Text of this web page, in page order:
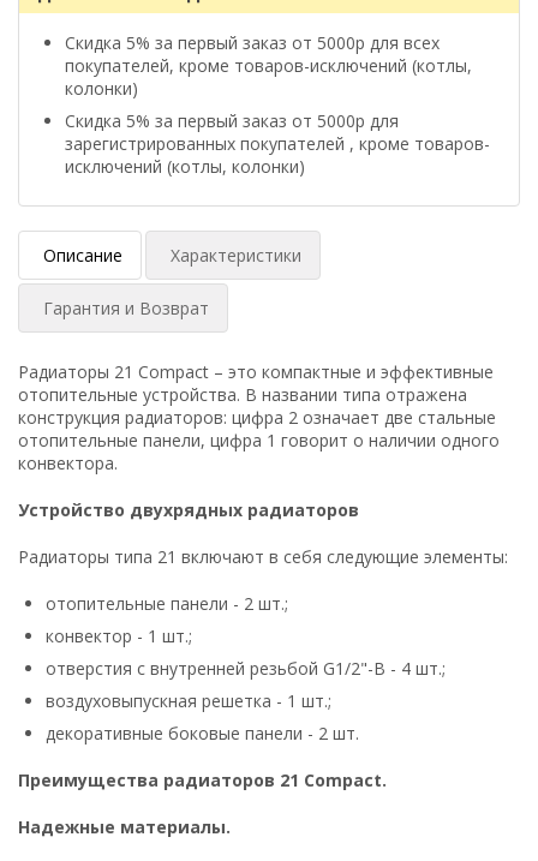
Скидка 5% за первый заказ от 5000р для всех
покупателей, кроме товаров-исключений (котлы,
колонки)
Скидка 5% за первый заказ от 5000р для
зарегистрированных покупателей , кроме товаров-
исключений (котлы, колонки)
Описание Характеристики
Гарантия и Возврат
Радиаторы 21 Compact – это компактные и эффективные
отопительные устройства. В названии типа отражена
конструкция радиаторов: цифра 2 означает две стальные
отопительные панели, цифра 1 говорит о наличии одного
конвектора.
Устройство двухрядных радиаторов
Радиаторы типа 21 включают в себя следующие элементы:
отопительные панели - 2 шт.;
конвектор - 1 шт.;
отверстия с внутренней резьбой G1/2"-B - 4 шт.;
воздуховыпускная решетка - 1 шт.;
декоративные боковые панели - 2 шт.
Преимущества радиаторов 21 Compact.
Надежные материалы.